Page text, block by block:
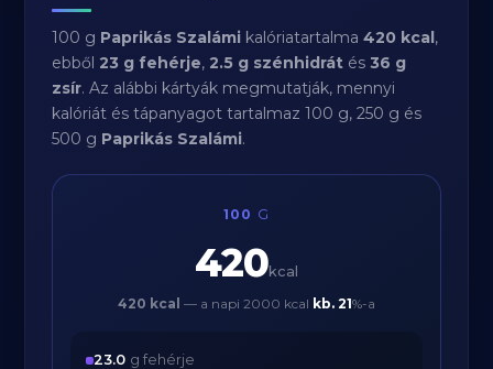
100 g Paprikás Szalámi kalóriatartalma420 kcal,
ebből23 g fehérje,2.5 g szénhidrát és36 g
zsír. Az alábbi kártyák megmutatják, mennyi
kalóriát és tápanyagot tartalmaz 100 g, 250 g és
500 g Paprikás Szalámi.
100 G
420kcal
420 kcal — a napi 2000 kcal kb. 21%-a
23.0 g fehérje